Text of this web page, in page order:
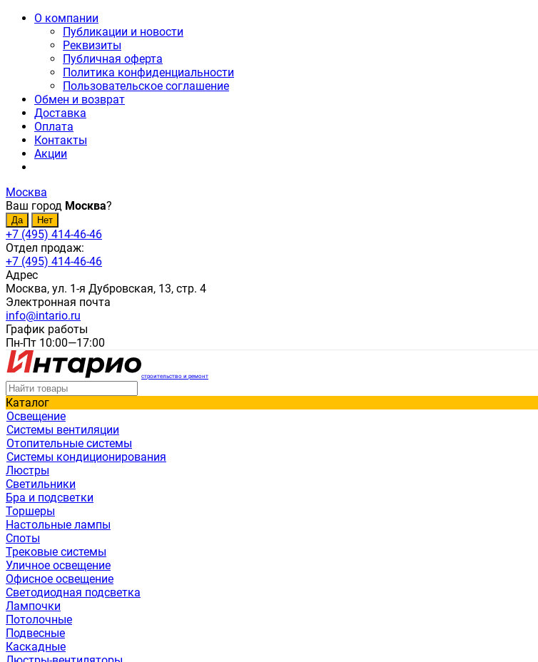
О компании
Публикации и новости
Реквизиты
Публичная оферта
Политика конфиденциальности
Пользовательское соглашение
Обмен и возврат
Доставка
Оплата
Контакты
Акции
Москва
Ваш город Москва?
+7 (495) 414-46-46
Отдел продаж:
+7 (495) 414-46-46
Адрес
Москва, ул. 1-я Дубровская, 13, стр. 4
Электронная почта
info@intario.ru
График работы
Пн-Пт 10:00—17:00
строительство и ремонт
Каталог
Освещение
Системы вентиляции
Отопительные системы
Системы кондиционирования
Люстры
Светильники
Бра и подсветки
Торшеры
Настольные лампы
Споты
Трековые системы
Уличное освещение
Офисное освещение
Светодиодная подсветка
Лампочки
Потолочные
Подвесные
Каскадные